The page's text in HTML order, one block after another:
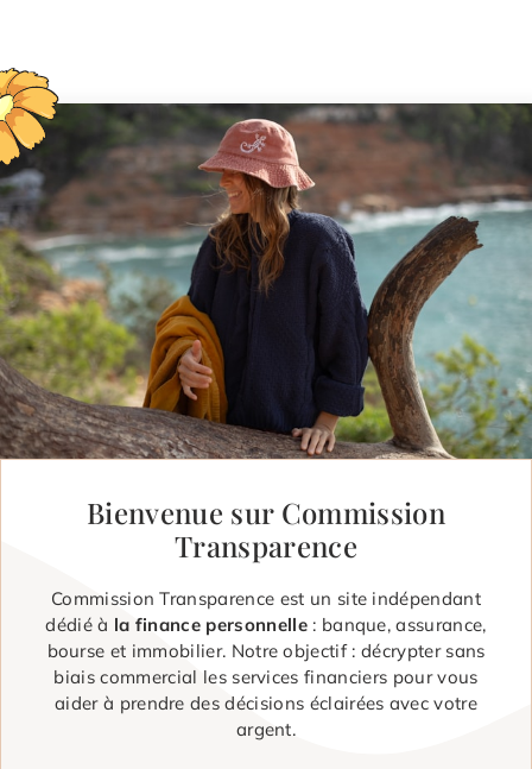
Bienvenue sur Commission
Transparence
Commission Transparence est un site indépendant
dédié à la finance personnelle: banque, assurance,
bourse et immobilier. Notre objectif : décrypter sans
biais commercial les services financiers pour vous
aider à prendre des décisions éclairées avec votre
argent.